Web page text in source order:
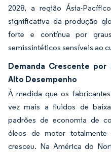
2028, a região Ásia-
significativa da produção
forte e contínua por
semissintéticos sensíveis ao
Demanda Crescente
Alto Desempenho
À medida que os
vez mais a fluidos de
padrões de economia de
óleos de motor
cresceu. Na América do